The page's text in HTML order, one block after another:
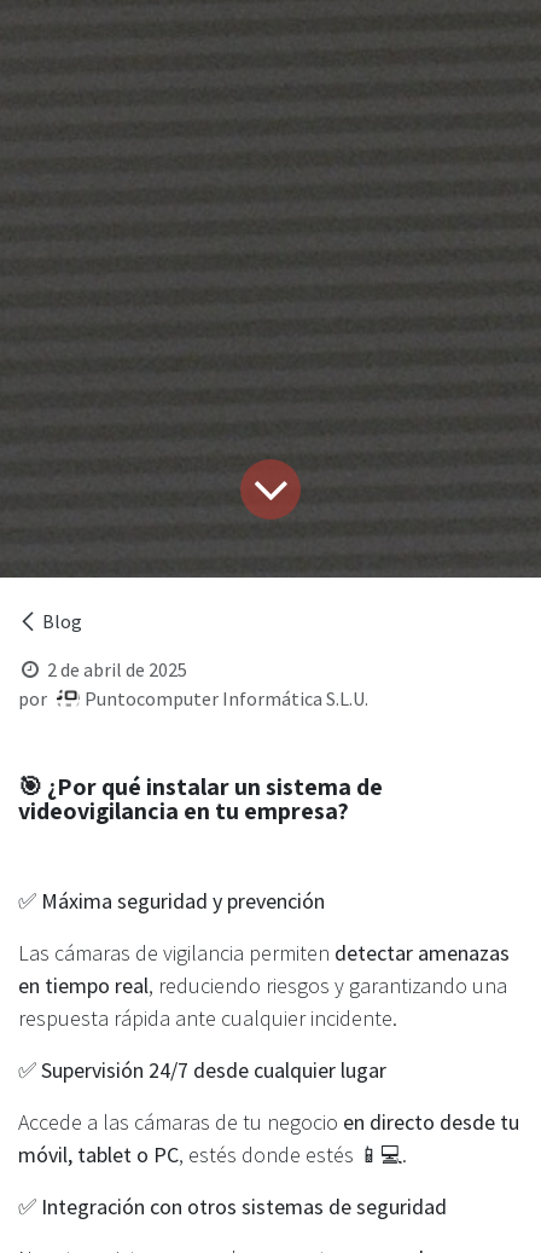
Blog
2 de abril de 2025
por
Puntocomputer Informática S.L.U.
🎯 ¿Por qué instalar un sistema de
videovigilancia en tu empresa?
✅ Máxima seguridad y prevención
Las cámaras de vigilancia permiten detectar amenazas
en tiempo real, reduciendo riesgos y garantizando una
respuesta rápida ante cualquier incidente.
✅Supervisión 24/7 desde cualquier lugar
Accede a las cámaras de tu negocio en directo desde tu
móvil, tablet o PC, estés donde estés 📱💻.
✅ Integración con otros sistemas de seguridad